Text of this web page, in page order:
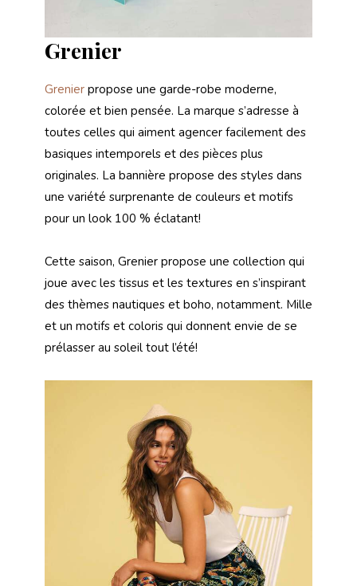
Grenier
Grenier propose une garde-robe moderne,
colorée et bien pensée. La marque s’adresse à
toutes celles qui aiment agencer facilement des
basiques intemporels et des pièces plus
originales. La bannière propose des styles dans
une variété surprenante de couleurs et motifs
pour un look 100 % éclatant!
Cette saison, Grenier propose une collection qui
joue avec les tissus et les textures en s’inspirant
des thèmes nautiques et boho, notamment. Mille
et un motifs et coloris qui donnent envie de se
prélasser au soleil tout l’été!